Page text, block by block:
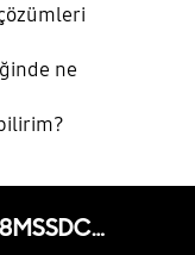
ne
AR18MSSDCWKNSK